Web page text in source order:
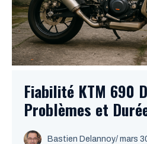
Fiabilité KTM 690
Problèmes et
Bastien Delannoy/ mars